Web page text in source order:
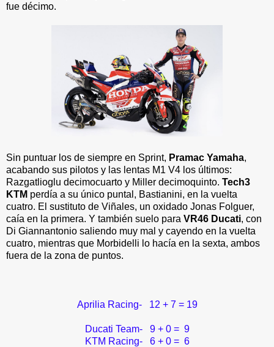
fue décimo.
Sin puntuar los de siempre en Sprint, Pramac Yamaha,
acabando sus pilotos y las lentas M1 V4 los últimos:
Razgatlioglu decimocuarto y Miller decimoquinto. Tech3
KTM perdía a su único puntal, Bastianini, en la vuelta
cuatro. El sustituto de Viñales, un oxidado Jonas Folguer,
caía en la primera. Y también suelo para VR46 Ducati, con
Di Giannantonio saliendo muy mal y cayendo en la vuelta
cuatro, mientras que Morbidelli lo hacía en la sexta, ambos
fuera de la zona de puntos.
Aprilia Racing- 12 + 7 = 19
Ducati Team- 9 + 0 = 9
KTM Racing- 6 + 0 = 6